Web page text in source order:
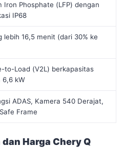
Iron Phosphate (LFP) dengan
IP68
lebih 16,5 menit (dari 30% ke
to-Load (V2L) berkapasitas
6,6 kW
ADAS, Kamera 540 Derajat,
Frame
Harga Chery Q